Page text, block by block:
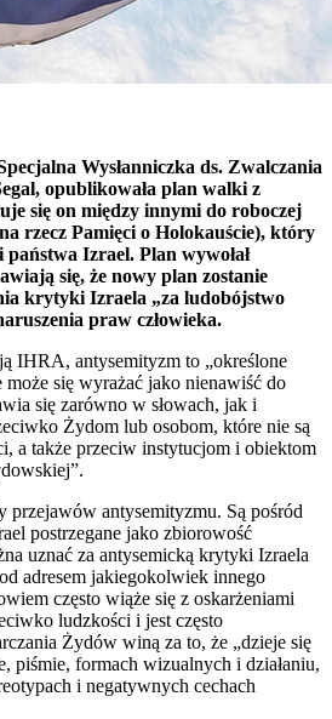
Wysłanniczka ds. Zwalczania
opublikowała plan walki z
się on między innymi do roboczej
rzecz Pamięci o Holokauście), który
Izrael. Plan wywołał
się, że nowy plan zostanie
krytyki Izraela „za ludobójstwo
praw człowieka.
IHRA, antysemityzm to „określone
się wyrażać jako nienawiść do
się zarówno w słowach, jak i
Żydom lub osobom, które nie są
a także przeciw instytucjom i obiektom
antysemityzmu. Są pośród
postrzegane jako zbiorowość
uznać za antysemicką krytyki Izraela
adresem jakiegokolwiek innego
często wiąże się z oskarżeniami
ludzkości i jest często
Żydów winą za to, że „dzieje się
piśmie, formach wizualnych i działaniu,
i negatywnych cechach